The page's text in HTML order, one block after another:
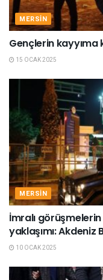
MERSIN
Gençlerin kayyıma
15 OCAK 2025
MERSIN
İmralı
yaklaşımı: Akdeniz
10 OCAK 2025